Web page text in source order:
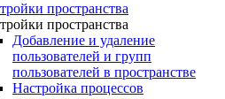
пространства
пространства
Добавление и удаление
пользователей и групп
пользователей в пространстве
Настройка процессов